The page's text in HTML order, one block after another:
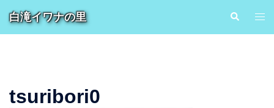
ン白滝イワナの里
検
ト
グ
tsuribori0